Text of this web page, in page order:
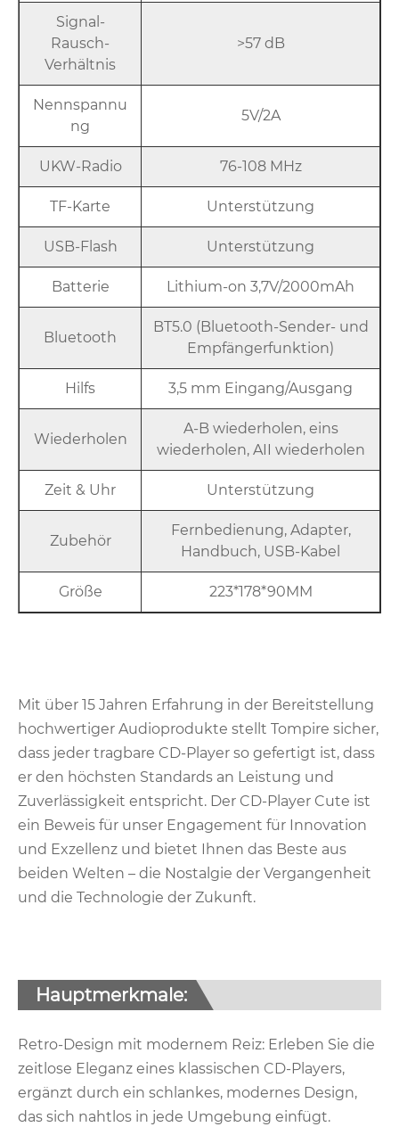
Signal-
Rausch-
Verhältnis
>57 dB
Nennspannu
ng
5V/2A
UKW-Radio 76-108 MHz
TF-Karte Unterstützung
USB-Flash Unterstützung
Batterie Lithium-on 3,7V/2000mAh
Bluetooth
BT5.0 (Bluetooth-Sender- und
Empfängerfunktion)
Hilfs 3,5 mm Eingang/Ausgang
Wiederholen
A-B wiederholen, eins
wiederholen, AII wiederholen
Zeit & Uhr Unterstützung
Zubehör
Fernbedienung, Adapter,
Handbuch, USB-Kabel
Größe 223*178*90MM
Mit über 15 Jahren Erfahrung in der Bereitstellung
hochwertiger Audioprodukte stellt Tompire sicher,
dass jeder tragbare CD-Player so gefertigt ist, dass
er den höchsten Standards an Leistung und
Zuverlässigkeit entspricht. Der CD-Player Cute ist
ein Beweis für unser Engagement für Innovation
und Exzellenz und bietet Ihnen das Beste aus
beiden Welten – die Nostalgie der Vergangenheit
und die Technologie der Zukunft.
Hauptmerkmale:
Retro-Design mit modernem Reiz: Erleben Sie die
zeitlose Eleganz eines klassischen CD-Players,
ergänzt durch ein schlankes, modernes Design,
das sich nahtlos in jede Umgebung einfügt.